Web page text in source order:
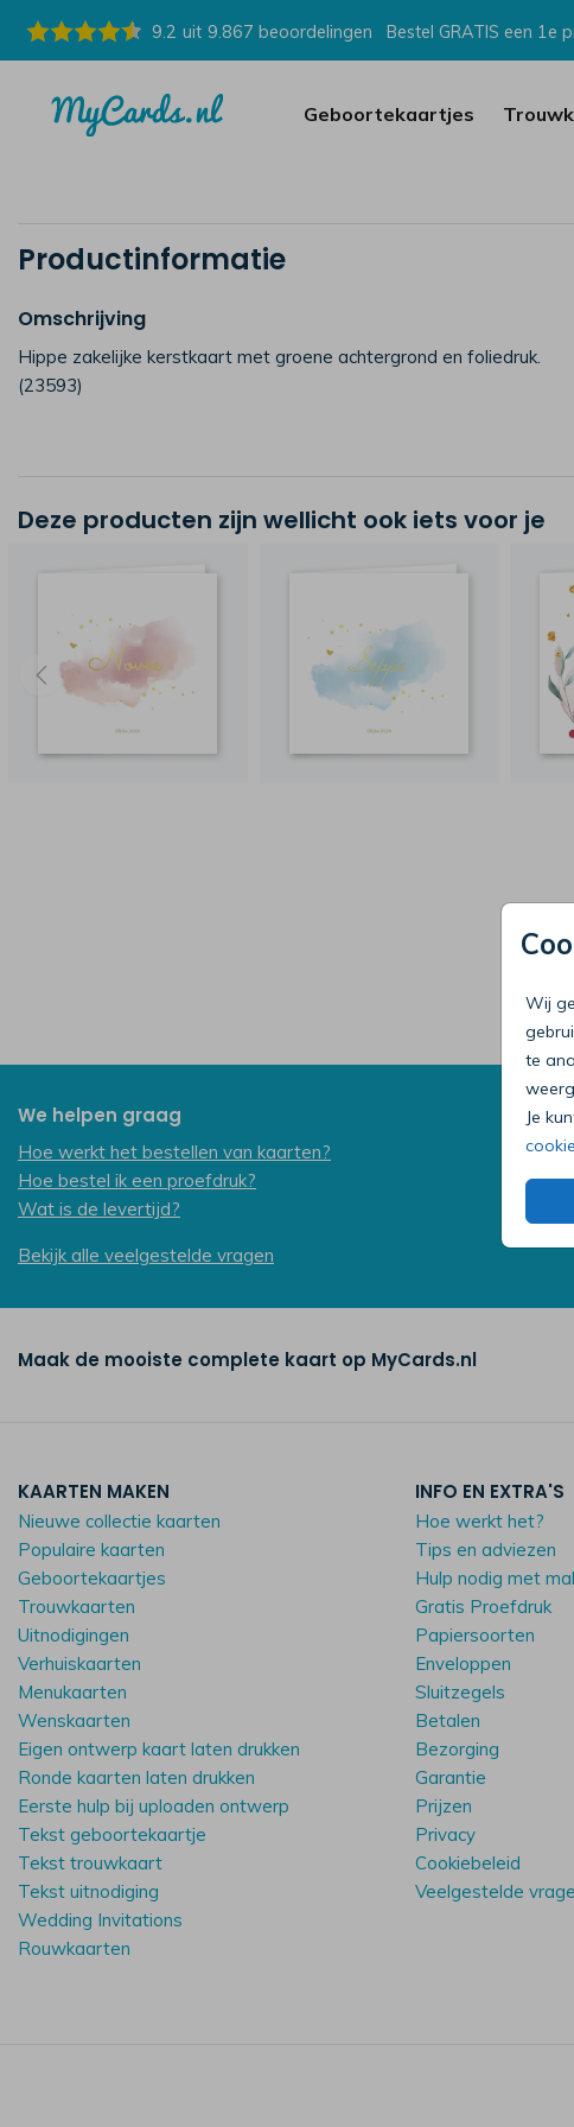
9.2 uit 9.867 beoordelingen Bestel GRATIS een 1e
Geboortekaartjes
Wij
te
Je
Productinformatie
Omschrijving
Hippe zakelijke kerstkaart met groene achtergrond en foliedruk.
(23593)
Deze producten zijn wellicht ook iets voor je
We helpen graag
Hoe werkt het bestellen van kaarten?
Hoe bestel ik een proefdruk?
Wat is de levertijd?
Bekijk alle veelgestelde vragen
Maak de mooiste complete kaart op MyCards.nl
KAARTEN MAKEN
Nieuwe collectie kaarten
Populaire kaarten
Geboortekaartjes
Trouwkaarten
Uitnodigingen
Verhuiskaarten
Menukaarten
Wenskaarten
Eigen ontwerp kaart laten drukken
Ronde kaarten laten drukken
Eerste hulp bij uploaden ontwerp
Tekst geboortekaartje
Tekst trouwkaart
Tekst uitnodiging
Wedding Invitations
Rouwkaarten
INFO EN EXTRA'S
Hoe werkt het?
Tips en adviezen
Hulp nodig met
Gratis Proefdruk
Papiersoorten
Enveloppen
Sluitzegels
Betalen
Bezorging
Garantie
Prijzen
Privacy
Cookiebeleid
Veelgestelde